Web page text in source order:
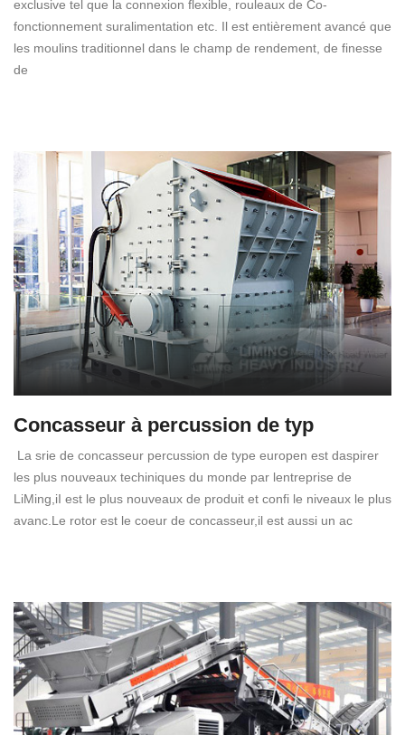
exclusive tel que la connexion flexible, rouleaux de Co-
fonctionnement suralimentation etc. Il est entièrement avancé que
les moulins traditionnel dans le champ de rendement, de finesse
de
Concasseur à percussion de typ
La srie de concasseur percussion de type europen est daspirer
les plus nouveaux techiniques du monde par lentreprise de
LiMing,iI est le plus nouveaux de produit et confi le niveaux le plus
avanc.Le rotor est le coeur de concasseur,il est aussi un ac